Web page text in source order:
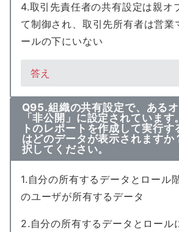
4.取引先責任者の共有設定は親オ
て制御され、取引先所有者は営業
ールの下にいない
答え
Q95.組織の共有設定で、ある
「非公開」に設定されていま
トのレポートを作成して実行
はどのデータが表示されますか
択してください。
1.自分の所有するデータとロール
のユーザが所有するデータ
2.自分の所有するデータとロール